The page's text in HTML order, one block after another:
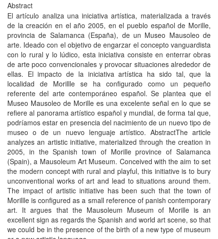
Abstract
El artículo analiza una iniciativa artística, materializada a través
de la creación en el año 2005, en el pueblo español de Morille,
provincia de Salamanca (España), de un Museo Mausoleo de
arte. Ideado con el objetivo de engarzar el concepto vanguardista
con lo rural y lo lúdico, esta iniciativa consiste en enterrar obras
de arte poco convencionales y provocar situaciones alrededor de
ellas. El impacto de la iniciativa artística ha sido tal, que la
localidad de Morillle se ha configurado como un pequeño
referente del arte contemporáneo español. Se plantea que el
Museo Mausoleo de Morille es una excelente señal en lo que se
refiere al panorama artístico español y mundial, de forma tal que,
podríamos estar en presencia del nacimiento de un nuevo tipo de
museo o de un nuevo lenguaje artístico. AbstractThe article
analyzes an artistic initiative, materialized through the creation in
2005, in the Spanish town of Morille province of Salamanca
(Spain), a Mausoleum Art Museum. Conceived with the aim to set
the modern concept with rural and playful, this initiative is to bury
unconventional works of art and lead to situations around them.
The impact of artistic initiative has been such that the town of
Morillle is configured as a small reference of panish contemporary
art. It argues that the Mausoleum Museum of Morille is an
excellent sign as regards the Spanish and world art scene, so that
we could be in the presence of the birth of a new type of museum